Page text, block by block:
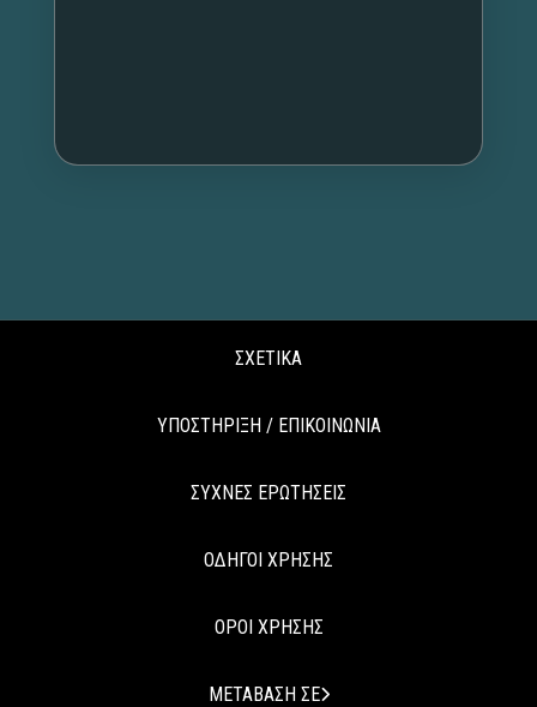
ΣΧΕΤΙΚΑ
ΥΠΟΣΤΗΡΙΞΗ / ΕΠΙΚΟΙΝΩΝΙΑ
ΣΥΧΝΕΣ ΕΡΩΤΗΣΕΙΣ
ΟΔΗΓΟΙ ΧΡΗΣΗΣ
ΟΡΟΙ ΧΡΗΣΗΣ
ΜΕΤΑΒΑΣΗ ΣΕ